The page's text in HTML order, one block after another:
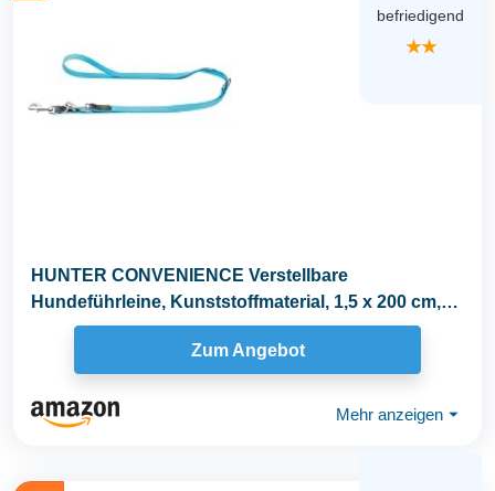
befriedigend
★★
HUNTER CONVENIENCE Verstellbare
Hundeführleine, Kunststoffmaterial, 1,5 x 200 cm,
türkis
Zum Angebot
Mehr anzeigen ⏷